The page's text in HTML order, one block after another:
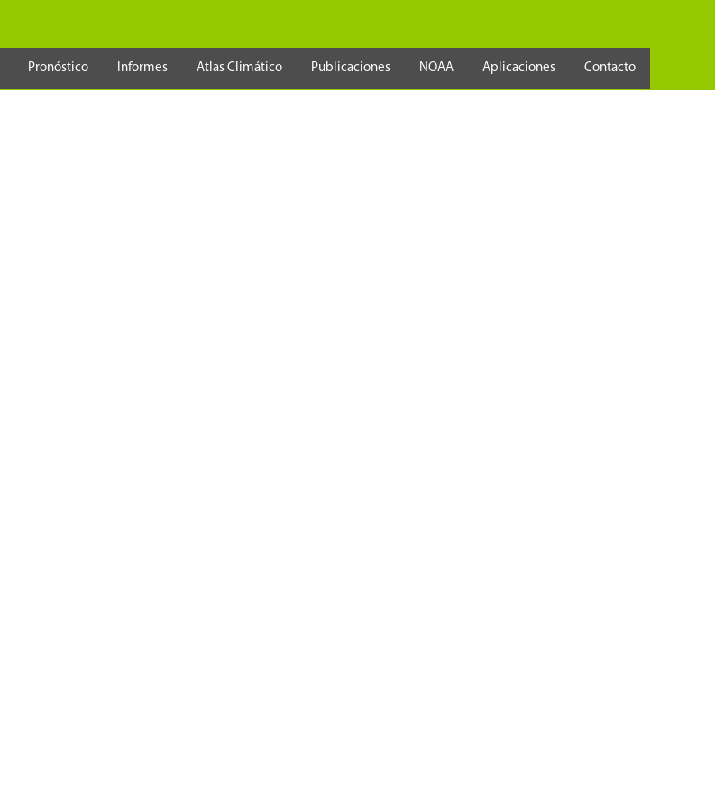
Pronóstico Informes Atlas Climático Publicaciones NOAA Aplicaciones Contacto